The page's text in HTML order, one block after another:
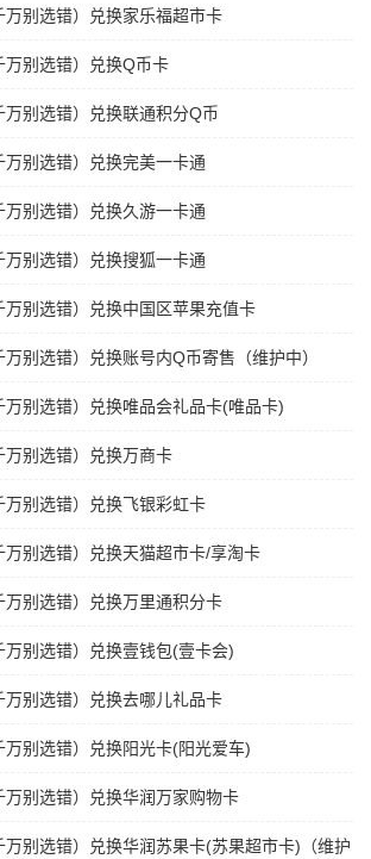
万别选错）兑换家乐福超市卡
万别选错）兑换Q币卡
别选错）兑换联通积分Q币
别选错）兑换完美一卡通
别选错）兑换久游一卡通
别选错）兑换搜狐一卡通
万别选错）兑换中国区苹果充值卡
别选错）兑换账号内Q币寄售（维护中）
万别选错）兑换唯品会礼品卡(唯品卡)
万别选错）兑换万商卡
万别选错）兑换飞银彩虹卡
万别选错）兑换天猫超市卡/享淘卡
万别选错）兑换万里通积分卡
万别选错）兑换壹钱包(壹卡会)
万别选错）兑换去哪儿礼品卡
万别选错）兑换阳光卡(阳光爱车)
万别选错）兑换华润万家购物卡
万别选错）兑换华润苏果卡(苏果超市卡)（维护